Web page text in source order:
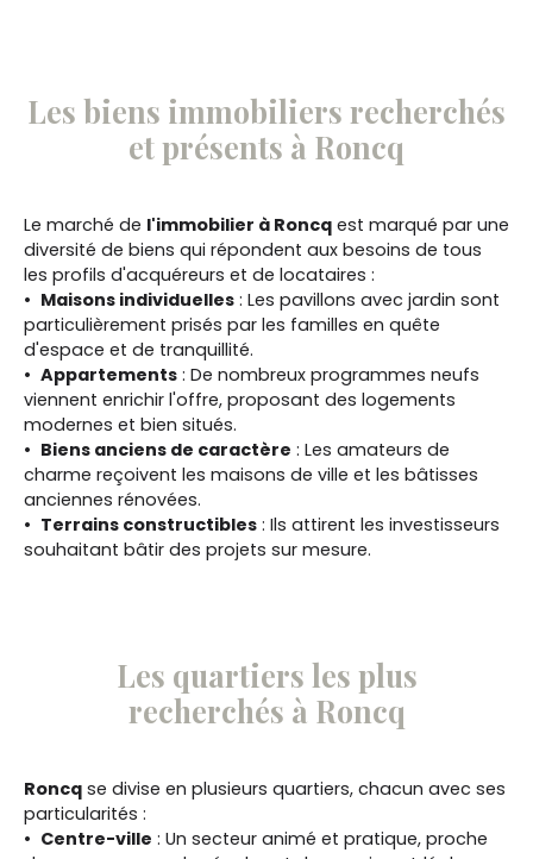
Les biens immobiliers recherchés
et présents à Roncq
Le marché de l'immobilier à Roncq est marqué par une
diversité de biens qui répondent aux besoins de tous
les profils d'acquéreurs et de locataires :
Maisons individuelles : Les pavillons avec jardin sont
particulièrement prisés par les familles en quête
d'espace et de tranquillité.
Appartements : De nombreux programmes neufs
viennent enrichir l'offre, proposant des logements
modernes et bien situés.
Biens anciens de caractère : Les amateurs de
charme reçoivent les maisons de ville et les bâtisses
anciennes rénovées.
Terrains constructibles : Ils attirent les investisseurs
souhaitant bâtir des projets sur mesure.
Les quartiers les plus
recherchés à Roncq
Roncq se divise en plusieurs quartiers, chacun avec ses
particularités :
Centre-ville : Un secteur animé et pratique, proche